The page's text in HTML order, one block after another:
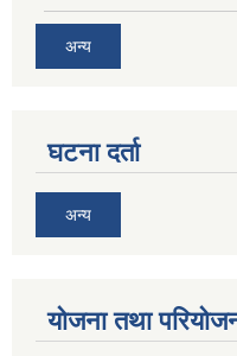
अन्य
घटना दर्ता
अन्य
योजना तथा